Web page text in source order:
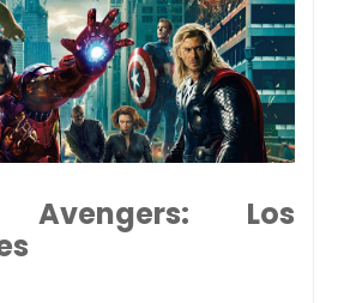
Los